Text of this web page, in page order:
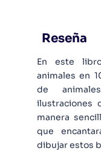
Reseña
En este
animales en
de
ilustraciones
manera
que
dibujar estos